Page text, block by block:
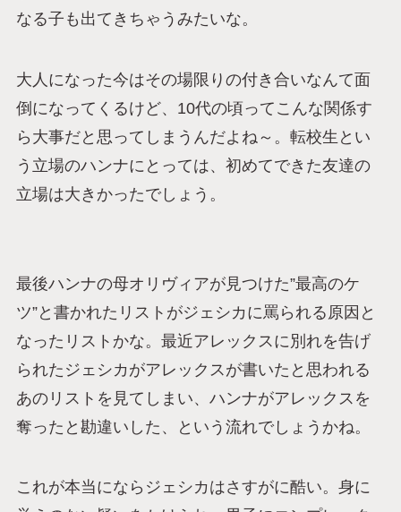
なる子も出てきちゃうみたいな。
大人になった今はその場限りの付き合いなんて面
倒になってくるけど、10代の頃ってこんな関係す
ら大事だと思ってしまうんだよね～。転校生とい
う立場のハンナにとっては、初めてできた友達の
立場は大きかったでしょう。
最後ハンナの母オリヴィアが見つけた”最高のケ
ツ”と書かれたリストがジェシカに罵られる原因と
なったリストかな。最近アレックスに別れを告げ
られたジェシカがアレックスが書いたと思われる
あのリストを見てしまい、ハンナがアレックスを
奪ったと勘違いした、という流れでしょうかね。
これが本当にならジェシカはさすがに酷い。身に